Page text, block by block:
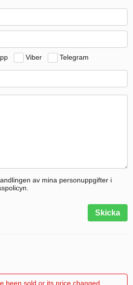
Viber Telegram
av mina personuppgifter i
Skicka
been sold or its price changed